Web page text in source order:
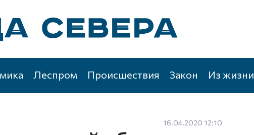
Леспром Происшествия Закон Из жизни
16.04.2020 12:10